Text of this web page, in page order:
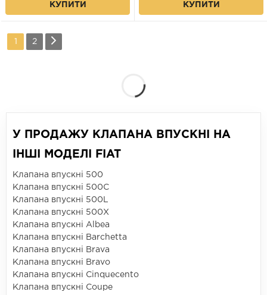
КУПИТИ КУПИТИ
1 2
У ПРОДАЖУ КЛАПАНА ВПУСКНІ НА
ІНШІ МОДЕЛІ FIAT
Клапана впускні 500
Клапана впускні 500C
Клапана впускні 500L
Клапана впускні 500X
Клапана впускні Albea
Клапана впускні Barchetta
Клапана впускні Brava
Клапана впускні Bravo
Клапана впускні Cinquecento
Клапана впускні Coupe